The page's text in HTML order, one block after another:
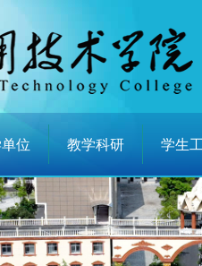
位 教学科研 学生